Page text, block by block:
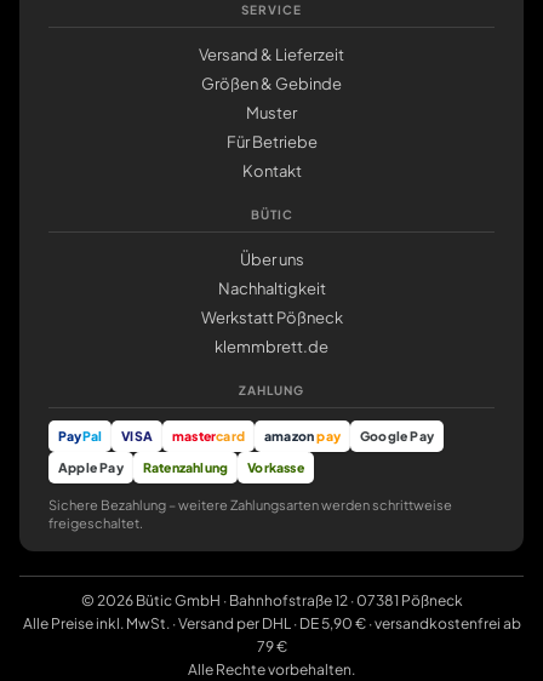
SERVICE
Versand & Lieferzeit
Größen & Gebinde
Muster
Für Betriebe
Kontakt
BÜTIC
Über uns
Nachhaltigkeit
Werkstatt Pößneck
klemmbrett.de
ZAHLUNG
PayPal VISA mastercard amazonpay
Google Pay
Apple Pay
Ratenzahlung Vorkasse
Sichere Bezahlung – weitere Zahlungsarten werden schrittweise
freigeschaltet.
© 2026 Bütic GmbH · Bahnhofstraße 12 · 07381 Pößneck
Alle Preise inkl. MwSt. · Versand per DHL · DE 5,90 € · versandkostenfrei ab
79 €
Alle Rechte vorbehalten.